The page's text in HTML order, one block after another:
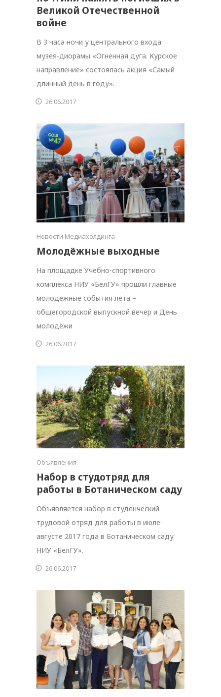
Великой Отечественной
войне
В 3 часа ночи у центрального входа
музея-диорамы «Огненная дуга. Курское
направление» состоялась акция «Самый
длинный день в году».
26.06.2017
Новости Медиахолдинга
Молодёжные выходные
На площадке Учебно-спортивного
комплекса НИУ «БелГУ» прошли главные
молодёжные события лета –
общегородской выпускной вечер и День
молодёжи
26.06.2017
Объявления
Набор в студотряд для
работы в Ботаническом саду
Объявляется набор в студенческий
трудовой отряд для работы в июле-
августе 2017 года в Ботаническом саду
НИУ «БелГУ».
26.06.2017